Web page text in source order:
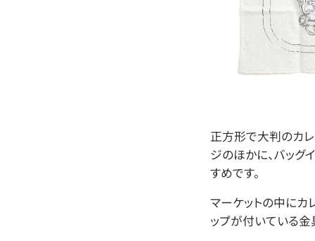
正方形で大判のカ
ジのほかに、バッグ
すめです。
マーケットの中にカ
ップが付いている